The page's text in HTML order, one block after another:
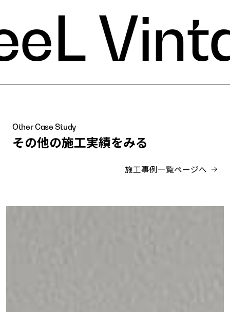
Other Case Study
その他の施工実績をみる
施工事例一覧ページへ